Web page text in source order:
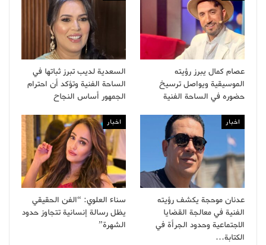
عصام كمال يبرز رؤيته
الموسيقية ويواصل ترسيخ
حضوره في الساحة الفنية
السعدية لديب تبرز ثباتها في
الساحة الفنية وتؤكد أن احترام
الجمهور أساس النجاح
اخبار
عدنان موحجة يكشف رؤيته
الفنية في معالجة القضايا
الاجتماعية وحدود الجرأة في
الكتابة…
اخبار
سناء العلوي: “الفن الحقيقي
يظل رسالة إنسانية تتجاوز حدود
الشهرة”